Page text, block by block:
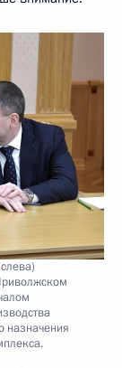
назначения